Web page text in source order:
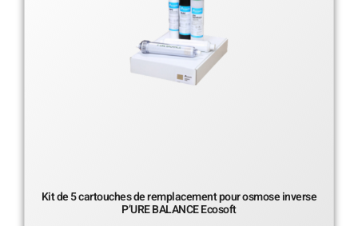
Kit de 5 cartouches de remplacement pour osmose inverse
P’URE BALANCE Ecosoft